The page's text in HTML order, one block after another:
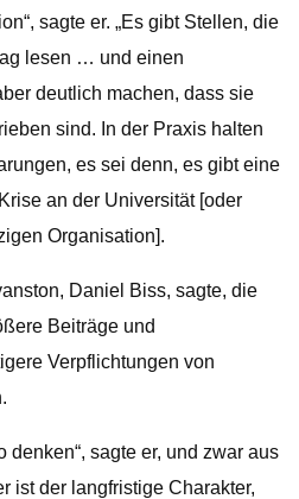
sagte er. „Es gibt Stellen, die
lesen … und einen
deutlich machen, dass sie
sind. In der Praxis halten
es sei denn, es gibt eine
an der Universität [oder
Organisation].
Daniel Biss, sagte, die
Beiträge und
Verpflichtungen von
denken“, sagte er, und zwar aus
ist der langfristige Charakter,